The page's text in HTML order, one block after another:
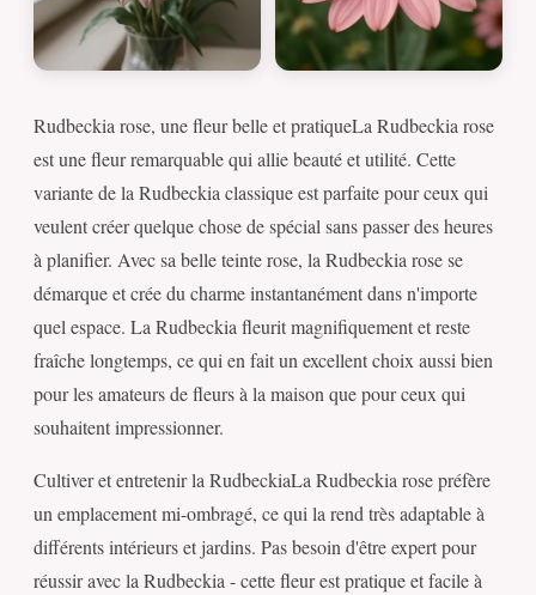
Rudbeckia rose, une fleur belle et pratiqueLa Rudbeckia rose
est une fleur remarquable qui allie beauté et utilité. Cette
variante de la Rudbeckia classique est parfaite pour ceux qui
veulent créer quelque chose de spécial sans passer des heures
à planifier. Avec sa belle teinte rose, la Rudbeckia rose se
démarque et crée du charme instantanément dans n'importe
quel espace. La Rudbeckia fleurit magnifiquement et reste
fraîche longtemps, ce qui en fait un excellent choix aussi bien
pour les amateurs de fleurs à la maison que pour ceux qui
souhaitent impressionner.
Cultiver et entretenir la RudbeckiaLa Rudbeckia rose préfère
un emplacement mi-ombragé, ce qui la rend très adaptable à
différents intérieurs et jardins. Pas besoin d'être expert pour
réussir avec la Rudbeckia - cette fleur est pratique et facile à